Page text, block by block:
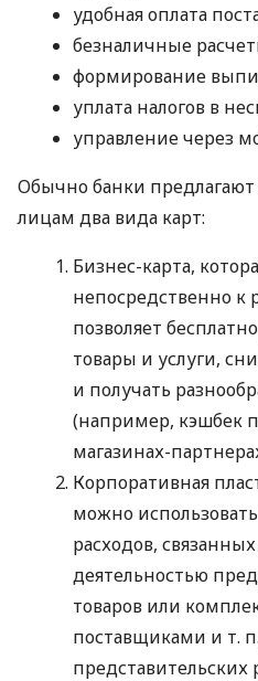
удобная оплата
безналичные
формирование
уплата налогов в
управление через
Обычно банки
лицам два вида карт:
Бизнес-карта,
непосредственно к
позволяет
товары и услуги,
и получать
(например, кэшбек
магазинах-
Корпоративная
можно
расходов,
деятельностью
товаров или
поставщиками и т. п.
представительских